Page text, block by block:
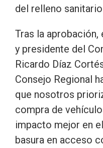
del relleno
Tras la
y presidente del
Ricardo Díaz
Consejo Regional
que nosotros
compra de
impacto mejor en
basura en acceso